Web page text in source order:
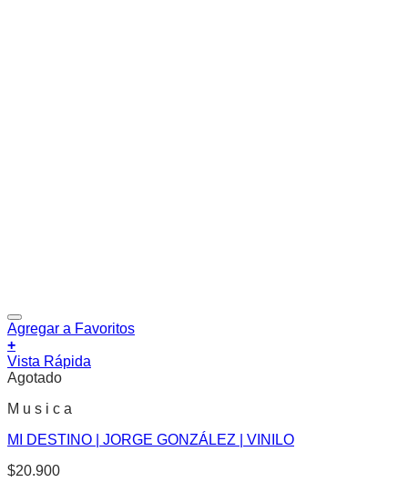
Agregar a Favoritos
+
Vista Rápida
Agotado
M u s i c a
MI DESTINO | JORGE GONZÁLEZ | VINILO
$20.900